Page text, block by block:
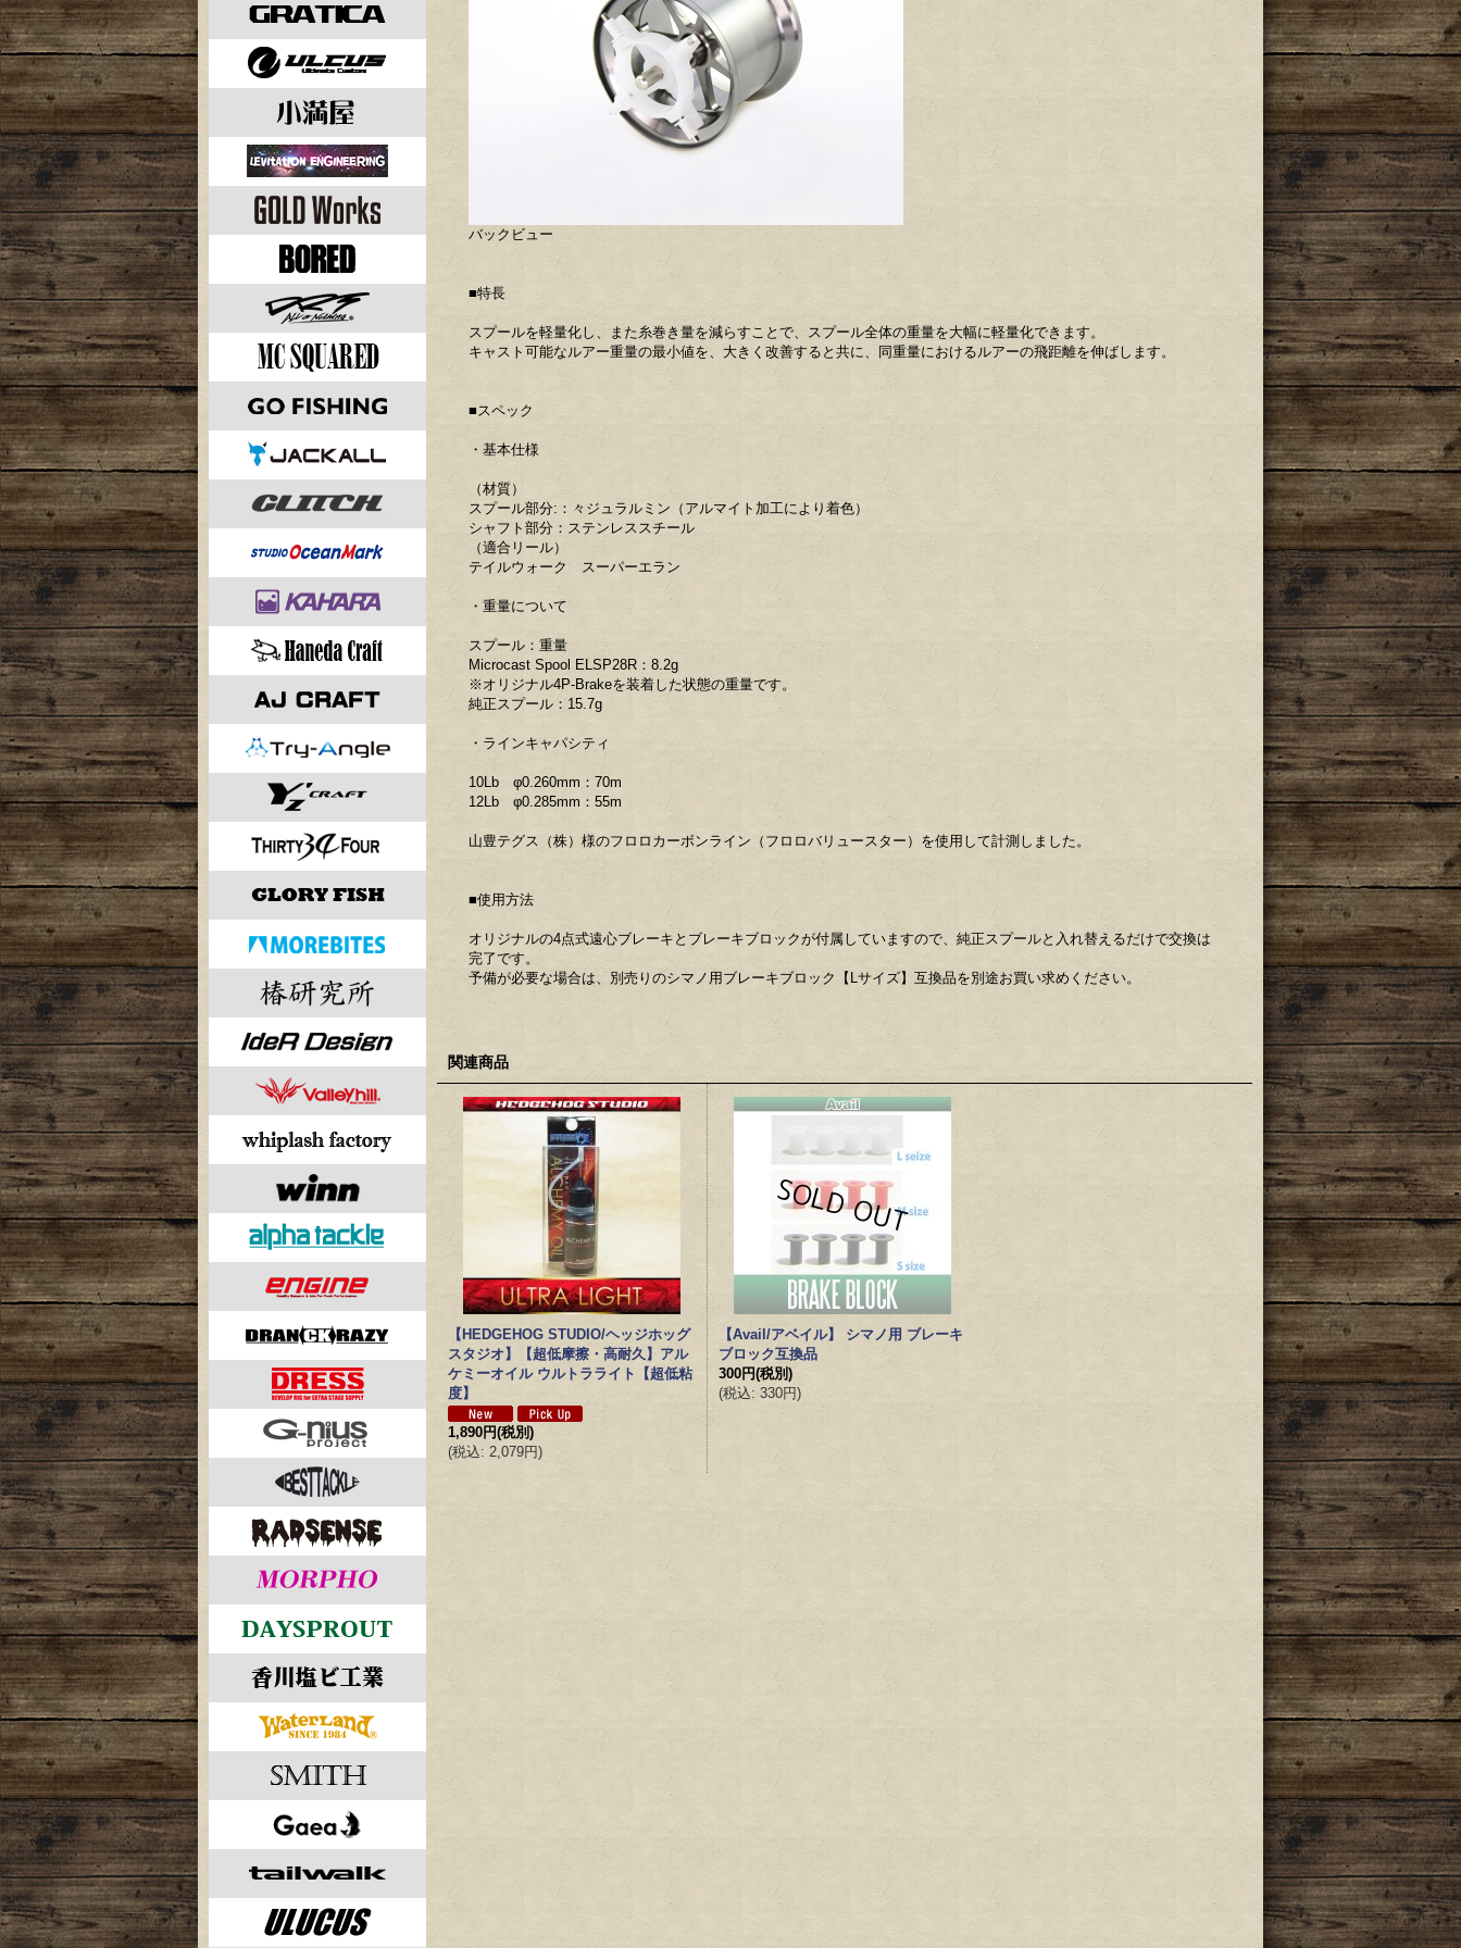
バックビュー
■特長
スプールを軽量化し、また糸巻き量を減らすことで、スプール全体の重量を大幅に軽量化できます。
キャスト可能なルアー重量の最小値を、大きく改善すると共に、同重量におけるルアーの飛距離を伸ばします。
■スペック
・基本仕様
（材質）
スプール部分:：々ジュラルミン（アルマイト加工により着色）
シャフト部分：ステンレススチール
（適合リール）
テイルウォーク スーパーエラン
・重量について
スプール：重量
Microcast Spool ELSP28R：8.2g
※オリジナル4P-Brakeを装着した状態の重量です。
純正スプール：15.7g
・ラインキャパシティ
10Lb φ0.260mm：70m
12Lb φ0.285mm：55m
山豊テグス（株）様のフロロカーボンライン（フロロバリュースター）を使用して計測しました。
■使用方法
オリジナルの4点式遠心ブレーキとブレーキブロックが付属していますので、純正スプールと入れ替えるだけで交換は
完了です。
予備が必要な場合は、別売りのシマノ用ブレーキブロック【Lサイズ】互換品を別途お買い求めください。
関連商品
【HEDGEHOG STUDIO/ヘッジホッグ
スタジオ】【超低摩擦・高耐久】アル
ケミーオイル ウルトラライト【超低粘
度】
1,890円(税別)
(税込: 2,079円)
【Avail/アベイル】 シマノ用 ブレーキ
ブロック互換品
300円(税別)
(税込: 330円)